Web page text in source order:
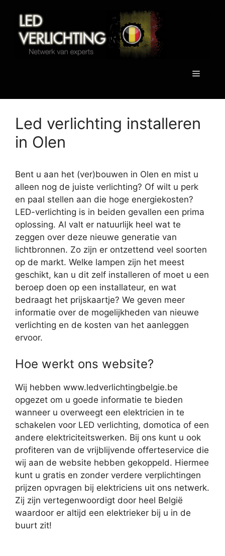
inhoud
Menu
Led verlichting installeren
in Olen
Bent u aan het (ver)bouwen in Olen en mist u
alleen nog de juiste verlichting? Of wilt u perk
en paal stellen aan die hoge energiekosten?
LED-verlichting is in beiden gevallen een prima
oplossing. Al valt er natuurlijk heel wat te
zeggen over deze nieuwe generatie van
lichtbronnen. Zo zijn er ontzettend veel soorten
op de markt. Welke lampen zijn het meest
geschikt, kan u dit zelf installeren of moet u een
beroep doen op een installateur, en wat
bedraagt het prijskaartje? We geven meer
informatie over de mogelijkheden van nieuwe
verlichting en de kosten van het aanleggen
ervoor.
Hoe werkt ons website?
Wij hebben www.ledverlichtingbelgie.be
opgezet om u goede informatie te bieden
wanneer u overweegt een elektricien in te
schakelen voor LED verlichting, domotica of een
andere elektriciteitswerken. Bij ons kunt u ook
profiteren van de vrijblijvende offerteservice die
wij aan de website hebben gekoppeld. Hiermee
kunt u gratis en zonder verdere verplichtingen
prijzen opvragen bij elektriciens uit ons netwerk.
Zij zijn vertegenwoordigt door heel België
waardoor er altijd een elektrieker bij u in de
buurt zit!